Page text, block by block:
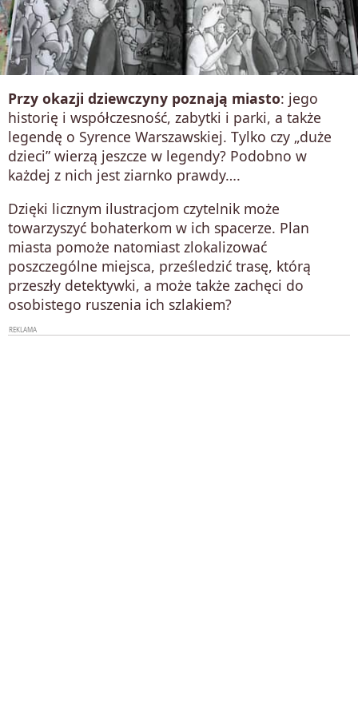
Przy okazji dziewczyny poznają miasto: jego
historię i współczesność, zabytki i parki, a także
legendę o Syrence Warszawskiej. Tylko czy „duże
dzieci” wierzą jeszcze w legendy? Podobno w
każdej z nich jest ziarnko prawdy….
Dzięki licznym ilustracjom czytelnik może
towarzyszyć bohaterkom w ich spacerze. Plan
miasta pomoże natomiast zlokalizować
poszczególne miejsca, prześledzić trasę, którą
przeszły detektywki, a może także zachęci do
osobistego ruszenia ich szlakiem?